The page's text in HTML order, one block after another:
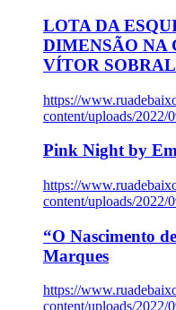
LOTA DA
DIMENSÃO NA
VÍTOR SOBRAL
https://
content/uploads/2022/
Pink Night by
https://
content/uploads/2022/
“O Nascimento
Marques
https://
content/uploads/2022/